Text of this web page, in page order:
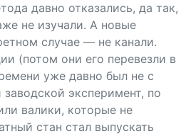
давно отказались, да так,
не изучали. А новые
случае — не канали.
(потом они его перевезли в
уже давно был не с
эксперимент, по
валики, которые не
стан стал выпускать